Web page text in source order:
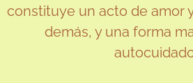
constituye un acto de amor
demás, y una forma